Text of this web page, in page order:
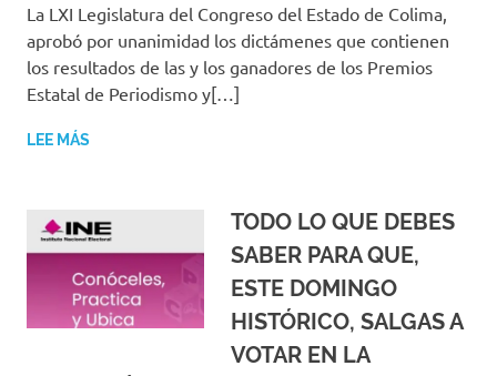
La LXI Legislatura del Congreso del Estado de Colima,
aprobó por unanimidad los dictámenes que contienen
los resultados de las y los ganadores de los Premios
Estatal de Periodismo y[…]
LEE MÁS
TODO LO QUE DEBES
SABER PARA QUE,
ESTE DOMINGO
HISTÓRICO, SALGAS A
VOTAR EN LA